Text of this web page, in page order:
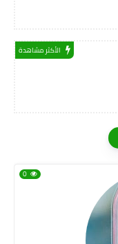
الأكثر مشاهدة
0